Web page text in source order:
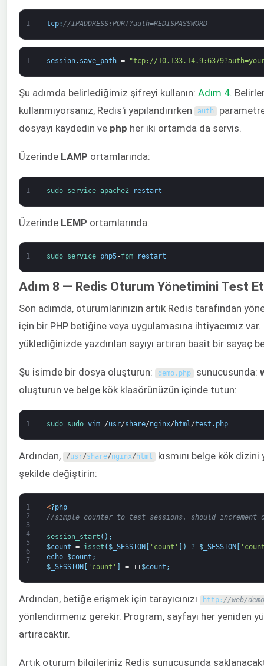
1 tcp: //IPADDRESS:PORT?auth=REDISPASSWORD
1 session. save_path = "tcp://
Şu adımda belirlediğimiz şifreyi kullanın: Adım 4.
kullanmıyorsanız, Redis'i yapılandırırken
auth
dosyayı kaydedin ve php her iki ortamda da servis.
Üzerinde LAMP ortamlarında:
1 sudo service apache2 restart
Üzerinde LEMP ortamlarında:
1 sudo service php5-fpm restart
Adım 8 — Redis Oturum Yönetimini Test
Son adımda, oturumlarınızın artık Redis tarafından
için bir PHP betiğine veya uygulamasına ihtiyacımız
yüklediğinizde yazdırılan sayıyı artıran basit bir sayaç
Şu isimde bir dosya oluşturun: demo. php sunucusunda:
oluşturun ve belge kök klasörünüzün içinde tutun:
1 sudo sudo vim /usr/share/nginx/ html /test . php
Ardından, /usr/share/nginx/ html kısmını belge kök
şekilde değiştirin:
1
2
3
4
5
6
7
<?php
//simple counter to test sessions. should increment
session_start ( ) ;
$count = isset ( $_SESSION 'count' ) ? $_SESSION
echo
$count ;
$_SESSION[ 'count' ] = ++$count ;
Ardından, betiğe erişmek için tarayıcınızı http: //web/
yönlendirmeniz gerekir. Program, sayfayı her yeniden
artıracaktır.
Artık oturum bilgileriniz Redis sunucusunda